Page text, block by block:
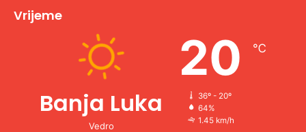
vVrijeme
Banja Luka
Vedro
20 ℃
36º - 20º
64%
1.45 km/h